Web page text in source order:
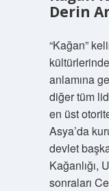
Derin
“Kağan”
anlamına
diğer tüm
en üst
Asya’da
devlet
Kağanlığı,
sonraları